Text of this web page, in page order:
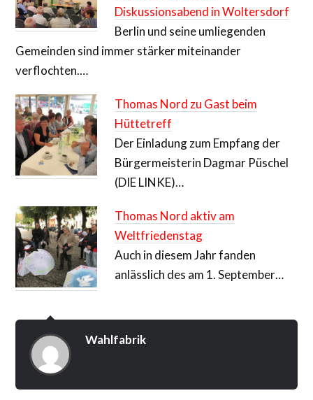
Diskussionsabend in Woltersdorf
Berlin und seine umliegenden
Gemeinden sind immer stärker miteinander
verflochten.…
Thomas Nord zu Gast beim
Hüttetreff
Der Einladung zum Empfang der
Bürgermeisterin Dagmar Püschel
(DIE LINKE)…
Thomas Nord aktiv am
Weltfriedenstag
Auch in diesem Jahr fanden
anlässlich des am 1. September…
Wahlfabrik